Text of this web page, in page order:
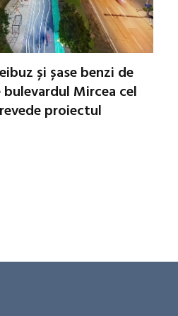
și șase benzi de
Mircea cel
proiectul